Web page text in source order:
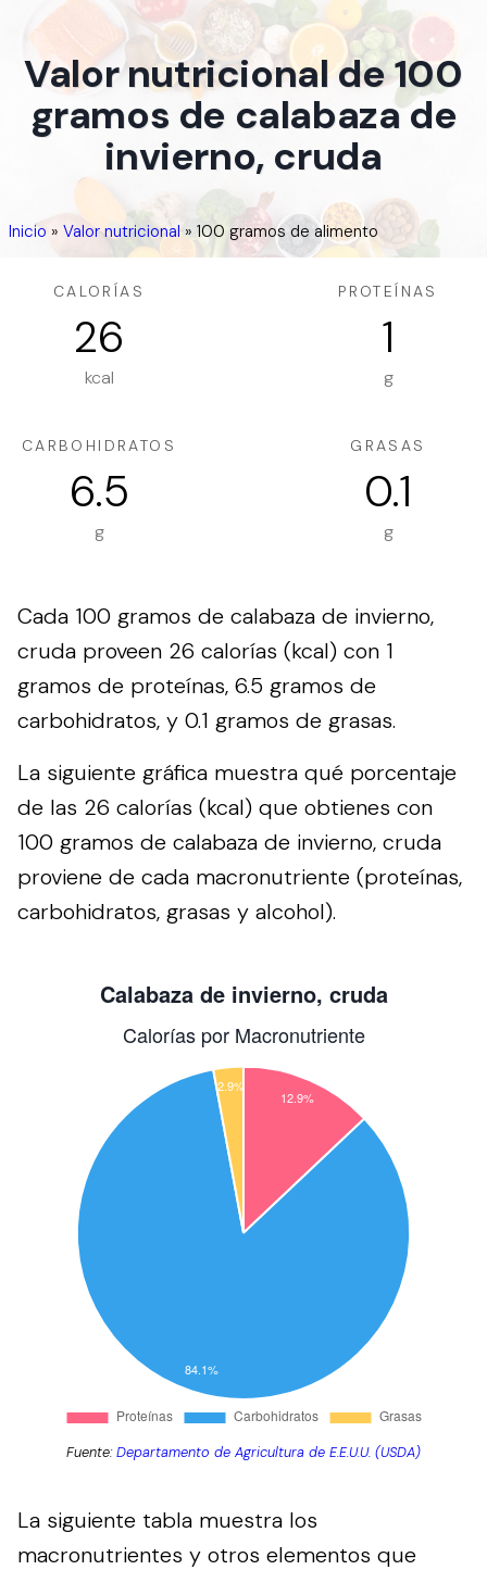
Valor nutricional de 100
gramos de calabaza de
invierno, cruda
Inicio » Valor nutricional» 100 gramos de alimento
CALORÍAS
26
kcal
PROTEÍNAS
1
g
CARBOHIDRATOS
6.5
g
GRASAS
0.1
g
Cada 100 gramos de calabaza de invierno,
cruda proveen 26 calorías (kcal) con 1
gramos de proteínas, 6.5 gramos de
carbohidratos, y 0.1 gramos de grasas.
La siguiente gráfica muestra qué porcentaje
de las 26 calorías (kcal) que obtienes con
100 gramos de calabaza de invierno, cruda
proviene de cada macronutriente (proteínas,
carbohidratos, grasas y alcohol).
Fuente:Departamento de Agricultura de E.E.U.U. (USDA)
La siguiente tabla muestra los
macronutrientes y otros elementos que